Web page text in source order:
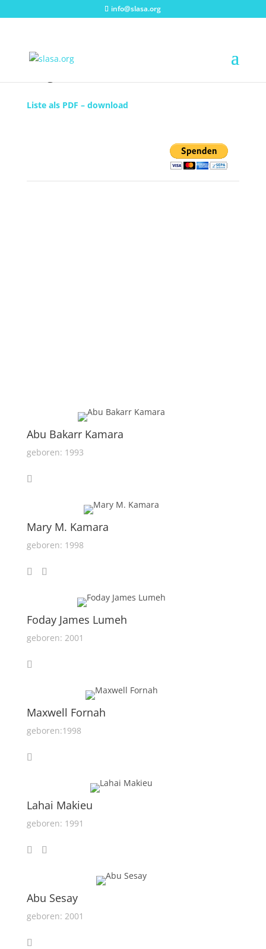
info@slasa.org
Liste als PDF – download
Abu Bakarr Kamara
geboren: 1993
Mary M. Kamara
geboren: 1998
Foday James Lumeh
geboren: 2001
Maxwell Fornah
geboren:1998
Lahai Makieu
geboren: 1991
Abu Sesay
geboren: 2001